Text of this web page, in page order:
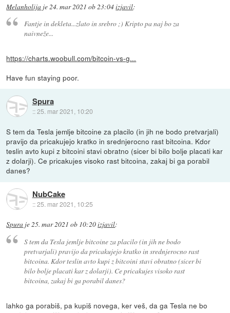
Melanholija je24. mar 2021 ob 23:04izjavil:
Fantje in dekleta...zlato in srebro ;) Kripto pa naj bo za
naivneže...
https://charts.woobull.com/bitcoin-vs-g...
Have fun staying poor.
Spura
::25. mar 2021, 10:20
S tem da Tesla jemlje bitcoine za placilo (in jih ne bodo pretvarjali)
pravijo da pricakujejo kratko in srednjerocno rast bitcoina. Kdor
teslin avto kupi z bitcoini stavi obratno (sicer bi bilo bolje placati kar
z dolarji). Ce pricakujes visoko rast bitcoina, zakaj bi ga porabil
danes?
NubCake
::25. mar 2021, 10:25
Spura je25. mar 2021 ob 10:20izjavil:
S tem da Tesla jemlje bitcoine za placilo (in jih ne bodo
pretvarjali) pravijo da pricakujejo kratko in srednjerocno rast
bitcoina. Kdor teslin avto kupi z bitcoini stavi obratno (sicer bi
bilo bolje placati kar z dolarji). Ce pricakujes visoko rast
bitcoina, zakaj bi ga porabil danes?
lahko ga porabiš, pa kupiš novega, ker veš, da ga Tesla ne bo